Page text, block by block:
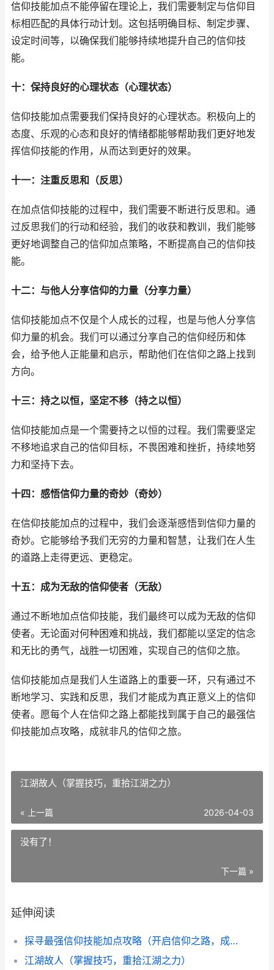
信仰技能加点不能停留在理论上，我们需要制定与信仰目
标相匹配的具体行动计划。这包括明确目标、制定步骤、
设定时间等，以确保我们能够持续地提升自己的信仰技
能。
十：保持良好的心理状态（心理状态）
信仰技能加点需要我们保持良好的心理状态。积极向上的
态度、乐观的心态和良好的情绪都能够帮助我们更好地发
挥信仰技能的作用，从而达到更好的效果。
十一：注重反思和（反思）
在加点信仰技能的过程中，我们需要不断进行反思和。通
过反思我们的行动和经验，我们的收获和教训，我们能够
更好地调整自己的信仰加点策略，不断提高自己的信仰技
能。
十二：与他人分享信仰的力量（分享力量）
信仰技能加点不仅是个人成长的过程，也是与他人分享信
仰力量的机会。我们可以通过分享自己的信仰经历和体
会，给予他人正能量和启示，帮助他们在信仰之路上找到
方向。
十三：持之以恒，坚定不移（持之以恒）
信仰技能加点是一个需要持之以恒的过程。我们需要坚定
不移地追求自己的信仰目标，不畏困难和挫折，持续地努
力和坚持下去。
十四：感悟信仰力量的奇妙（奇妙）
在信仰技能加点的过程中，我们会逐渐感悟到信仰力量的
奇妙。它能够给予我们无穷的力量和智慧，让我们在人生
的道路上走得更远、更稳定。
十五：成为无敌的信仰使者（无敌）
通过不断地加点信仰技能，我们最终可以成为无敌的信仰
使者。无论面对何种困难和挑战，我们都能以坚定的信念
和无比的勇气，战胜一切困难，实现自己的信仰之旅。
信仰技能加点是我们人生道路上的重要一环，只有通过不
断地学习、实践和反思，我们才能成为真正意义上的信仰
使者。愿每个人在信仰之路上都能找到属于自己的最强信
仰技能加点攻略，成就非凡的信仰之旅。
江湖故人（掌握技巧，重拾江湖之力）
« 上一篇 2026-04-03
没有了！
下一篇 »
延伸阅读
探寻最强信仰技能加点攻略（开启信仰之路，成为无敌的信仰使者）
江湖故人（掌握技巧，重拾江湖之力）